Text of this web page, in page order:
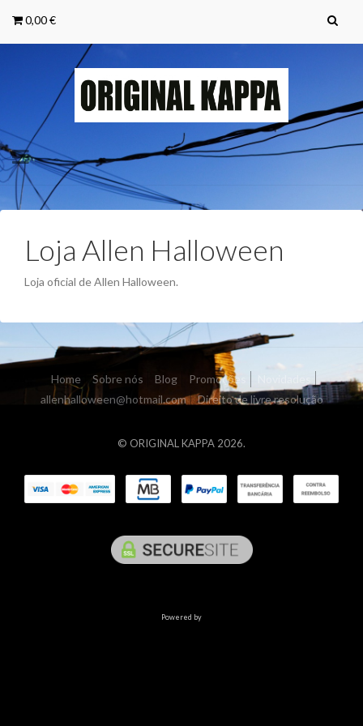
0,00 €
Toggle
navigation
Loja Allen Halloween
Loja
Halloween
Loja oficial de Allen Halloween.
Home Sobre nós Blog Promoções
allenhalloween@hotmail.com
Direito de livre resolução
© ORIGINAL KAPPA 2026.
Powered by